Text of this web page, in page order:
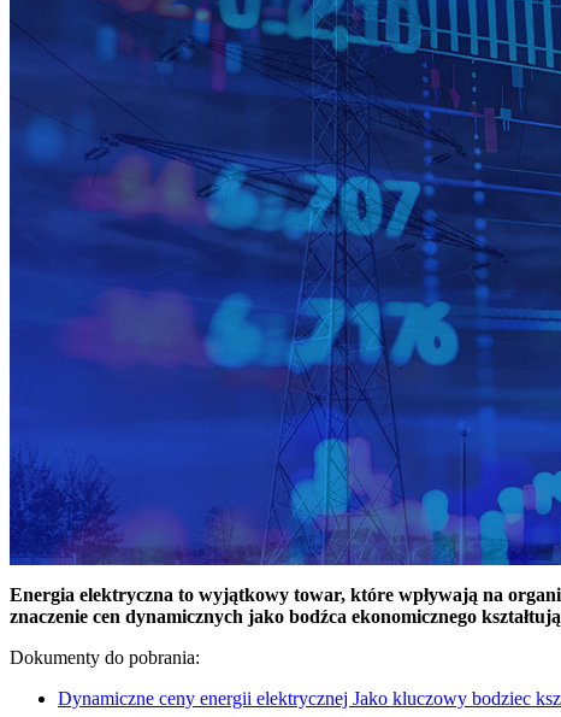
Energia elektryczna to wyjątkowy towar, które wpływają na
znaczenie cen dynamicznych jako bodźca ekonomicznego
Dokumenty do pobrania:
Dynamiczne ceny energii elektrycznej Jako kluczowy bodziec